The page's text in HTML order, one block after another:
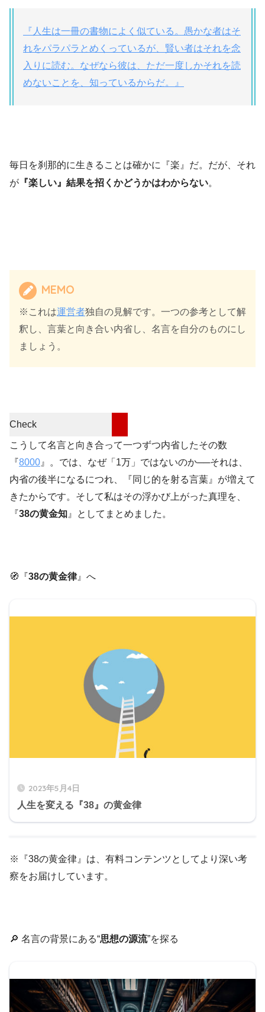
『人生は一冊の書物によく似ている。愚かな者はそ
れをパラパラとめくっているが、賢い者はそれを念
入りに読む。なぜなら彼は、ただ一度しかそれを読
めないことを、知っているからだ。』
毎日を刹那的に生きることは確かに『楽』だ。だが、それ
が 『楽しい』結果を招くかどうかはわからない。
MEMO
※これは運営者独自の見解です。一つの参考として解
釈し、言葉と向き合い内省し、名言を自分のものにし
ましょう。
Check
こうして名言と向き合って一つずつ内省したその数
『8000 』。では、なぜ「1万」ではないのか──それは、
内省の後半になるにつれ、『同じ的を射る言葉』が増えて
きたからです。そして私はその浮かび上がった真理を、
『38の黄金知 』としてまとめました。
🧭『38の黄金律』へ
2023年5月4日
人生を変える『38』の黄金律
※『38の黄金律』は、有料コンテンツとしてより深い考
察をお届けしています。
🔎 名言の背景にある“思想の源流”を探る